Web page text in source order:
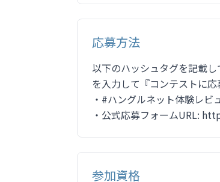
応募方法
以下のハッシュタグを記載
を入力して『コンテストに応
・#ハングルネット体験レビ
・公式応募フォームURL:
参加資格